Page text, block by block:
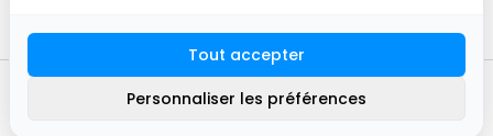
2016 -2026
Plan du site
Tout accepter
Personnaliser les préférences